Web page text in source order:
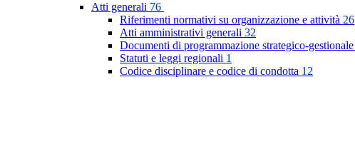
Atti generali 76
Riferimenti normativi su organizzazione e attività 26
Atti amministrativi generali 32
Documenti di programmazione strategico-gestionale
Statuti e leggi regionali 1
Codice disciplinare e codice di condotta 12